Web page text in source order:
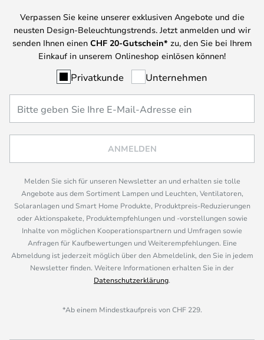
Verpassen Sie keine unserer exklusiven Angebote und die
neusten Design-Beleuchtungstrends. Jetzt anmelden und wir
senden Ihnen einen CHF 20-Gutschein* zu, den Sie bei Ihrem
Einkauf in unserem Onlineshop einlösen können!
Privatkunde Unternehmen
ANMELDEN
Melden Sie sich für unseren Newsletter an und erhalten sie tolle
Angebote aus dem Sortiment Lampen und Leuchten, Ventilatoren,
Solaranlagen und Smart Home Produkte, Produktpreis-Reduzierungen
oder Aktionspakete, Produktempfehlungen und -vorstellungen sowie
Inhalte von möglichen Kooperationspartnern und Umfragen sowie
Anfragen für Kaufbewertungen und Weiterempfehlungen. Eine
Abmeldung ist jederzeit möglich über den Abmeldelink, den Sie in jedem
Newsletter finden. Weitere Informationen erhalten Sie in der
Datenschutzerklärung.
*Ab einem Mindestkaufpreis von CHF 229.